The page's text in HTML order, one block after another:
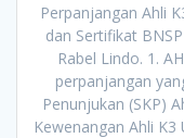
Perpanjangan Ahli
dan Sertifikat
Rabel Lindo. 1.
perpanjangan
Penunjukan (SKP)
Kewenangan Ahli